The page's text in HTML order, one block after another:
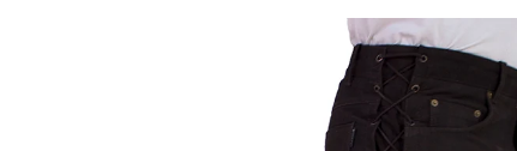
ÖFFNEN SIE MEDIEN IN DER GALERIEANSICHT